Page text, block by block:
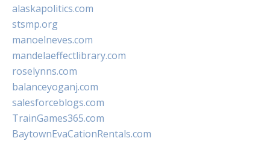
alaskapolitics.com
stsmp.org
manoelneves.com
mandelaeffectlibrary.com
roselynns.com
balanceyoganj.com
salesforceblogs.com
TrainGames365.com
BaytownEvaCationRentals.com